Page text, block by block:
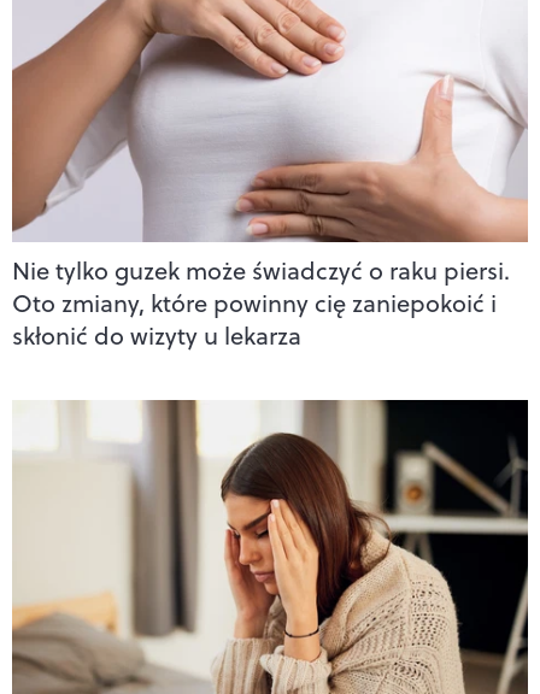
Nie tylko guzek może świadczyć o raku piersi.
Oto zmiany, które powinny cię zaniepokoić i
skłonić do wizyty u lekarza